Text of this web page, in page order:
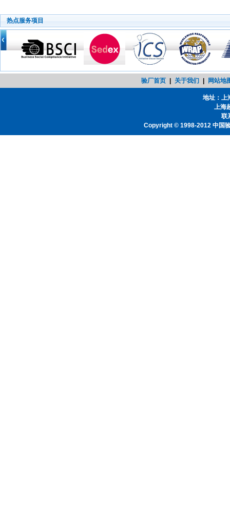
热点服务项目
验厂首页 关于我们 网站地
地址：上
上海
联
Copyright © 1998-2012 中国